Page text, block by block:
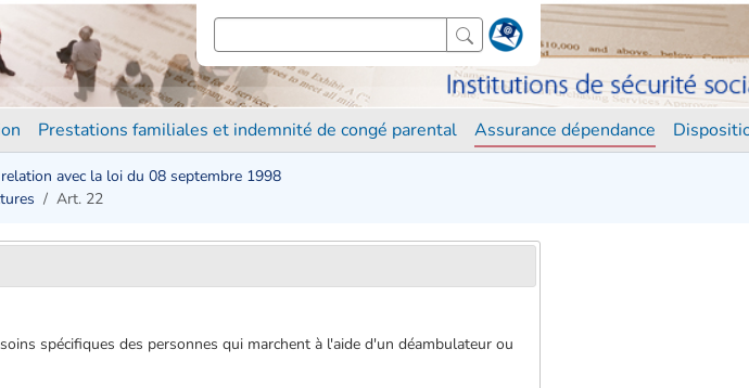
Prestations familiales et indemnité de congé parental Assurance dépendance
avec la loi du 08 septembre 1998
Art. 22
spécifiques des personnes qui marchent à l'aide d'un déambulateur ou